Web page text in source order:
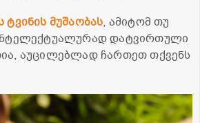
ტვინის მუშაობას, ამიტომ თუ
დატვირთული
აუცილებლად ჩართეთ თქვენს